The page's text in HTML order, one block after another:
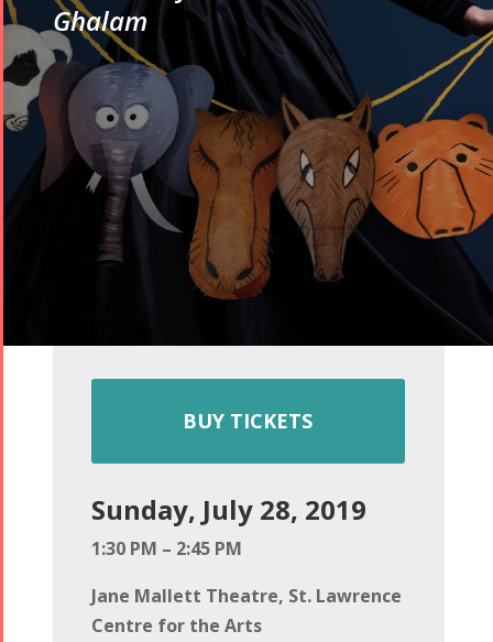
Ghalam
BUY TICKETS
Sunday, July 28, 2019
1:30 PM – 2:45 PM
Jane Mallett Theatre, St. Lawrence
Centre for the Arts